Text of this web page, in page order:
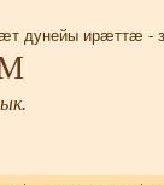
дунейы ирæттæ -